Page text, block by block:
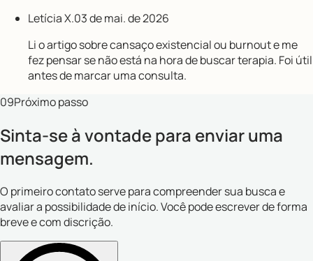
Letícia X.03 de mai. de 2026
Li o artigo sobre cansaço existencial ou burnout e me
fez pensar se não está na hora de buscar terapia. Foi útil
antes de marcar uma consulta.
09Próximo passo
Sinta-se à vontade para enviar uma
mensagem.
O primeiro contato serve para compreender sua busca e
avaliar a possibilidade de início. Você pode escrever de forma
breve e com discrição.